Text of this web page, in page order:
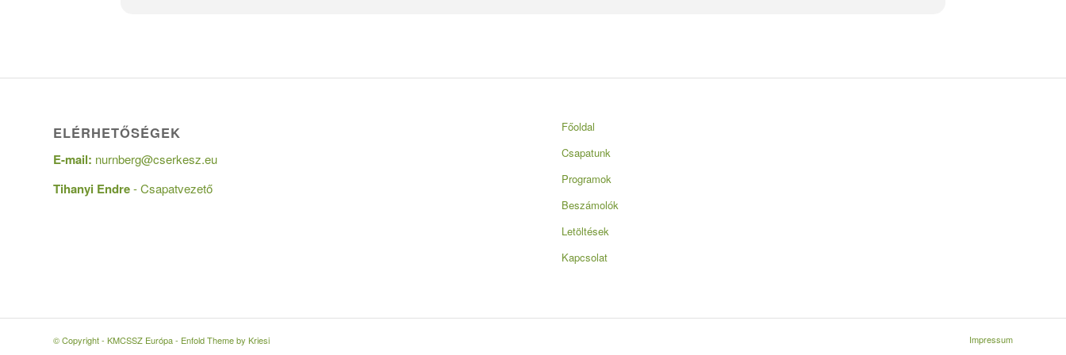
Program
2024.05.17 péntek:
18:00 utazás / megérkezés a szállásra lehetőség szerint 18.00 -ig.
21:30 takarodó
ELÉRHETŐSÉGEK
E-mail: nurnberg@cserkesz.eu
Tihanyi Endre- Csapatvezető
Főoldal
Csapatunk
Programok
Beszámolók
Letöltések
Kapcsolat
© Copyright - KMCSSZ Európa - Enfold Theme by Kriesi Impressum